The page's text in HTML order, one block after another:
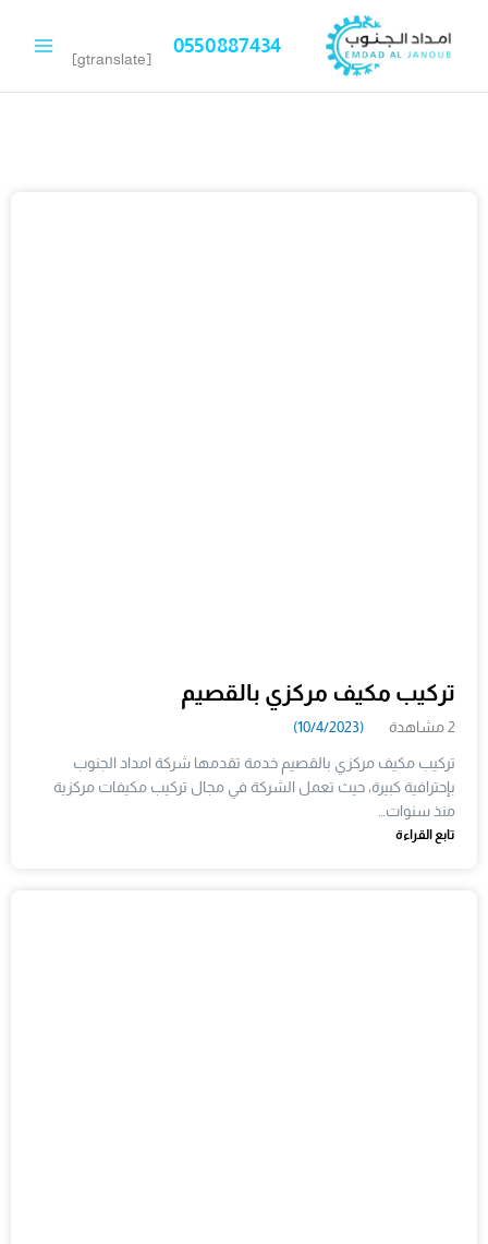
المحتوى
0550887434
[gtranslate]
تركيب مكيف مركزي بالقصيم
2 مشاهدة (10/4/2023)
تركيب مكيف مركزي بالقصيم خدمة تقدمها شركة امداد الجنوب
بإحترافية كبيرة، حيث تعمل الشركة في مجال تركيب مكيفات مركزية
منذ سنوات…
تابع القراءة